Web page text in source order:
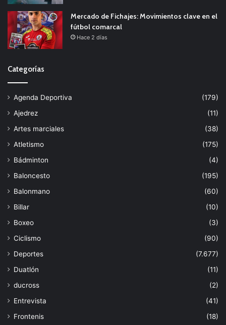
Mercado de Fichajes: Movimientos clave en el
fútbol comarcal
Hace 2 días
Categorías
Agenda Deportiva
(179)
Ajedrez
(11)
Artes marciales
(38)
Atletismo
(175)
Bádminton
(4)
Baloncesto
(195)
Balonmano
(60)
Billar
(10)
Boxeo
(3)
Ciclismo
(90)
Deportes
(7.677)
Duatlón
(11)
ducross
(2)
Entrevista
(41)
Frontenis
(18)